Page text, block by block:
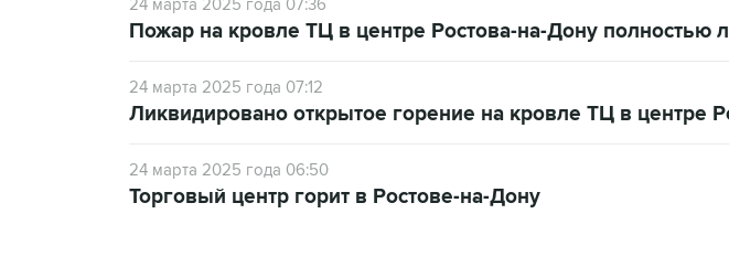
24 марта 2025 года 07:36
Пожар на кровле ТЦ в центре Ростова-на-Дону полностью
24 марта 2025 года 07:12
Ликвидировано открытое горение на кровле ТЦ в центре
24 марта 2025 года 06:50
Торговый центр горит в Ростове-на-Дону